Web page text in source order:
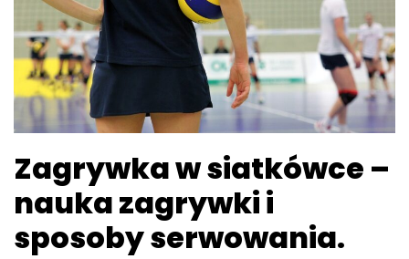
Zagrywka w siatkówce –
nauka zagrywki i
sposoby serwowania.